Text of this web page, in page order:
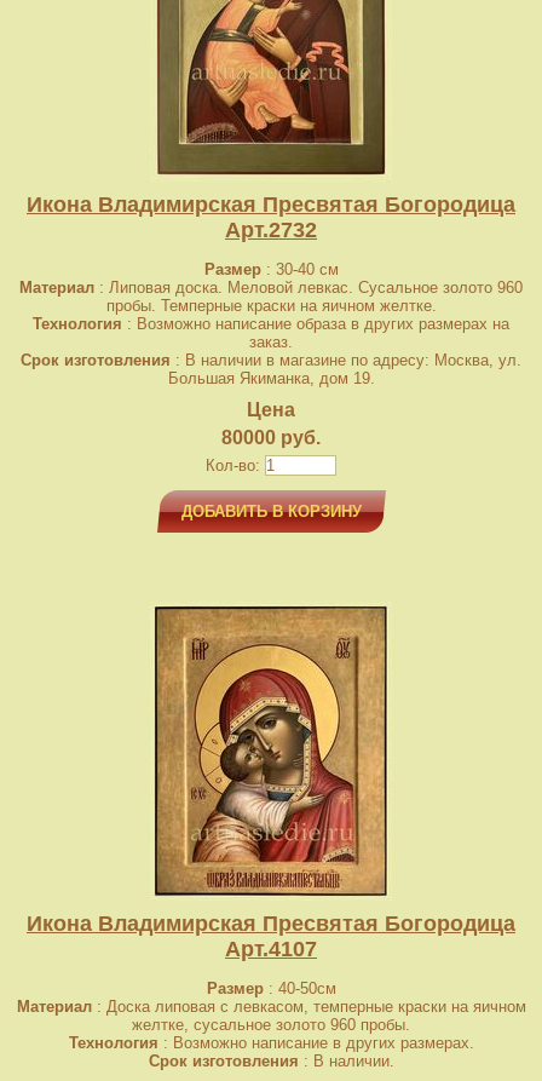
Икона Владимирская Пресвятая Богородица
Арт.2732
Размер: 30-40 см
Материал : Липовая доска. Меловой левкас. Сусальное золото 960
пробы. Темперные краски на яичном желтке.
Технология : Возможно написание образа в других размерах на
заказ.
Срок изготовления : В наличии в магазине по адресу: Москва, ул.
Большая Якиманка, дом 19.
Цена
80000 руб.
Кол-во:
ДОБАВИТЬ В КОРЗИНУ
Икона Владимирская Пресвятая Богородица
Арт.4107
Размер: 40-50см
Материал: Доска липовая с левкасом, темперные краски на яичном
желтке, сусальное золото 960 пробы.
Технология : Возможно написание в других размерах.
Срок изготовления : В наличии.